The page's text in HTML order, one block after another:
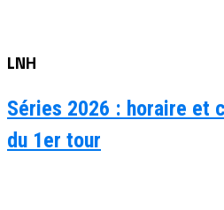
LNH
Séries 2026 : horaire et
du 1er tour